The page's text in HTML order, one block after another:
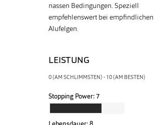
nassen Bedingungen. Speziell
empfehlenswert bei empfindlichen
Alufelgen.
LEISTUNG
0 (AM SCHLIMMSTEN) - 10 (AM BESTEN)
Stopping Power:7